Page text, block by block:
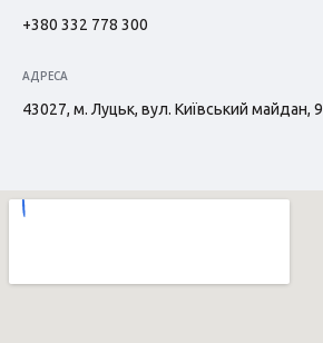
+380 332 778 300
АДРЕСА
43027, м. Луцьк, вул. Київський майдан, 9